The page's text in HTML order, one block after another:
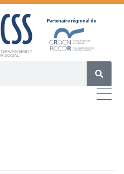
Partenaire régional du